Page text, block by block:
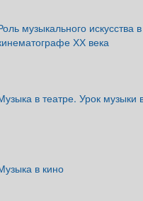
музыкального искусства
ХХ века
в театре. Урок музыки
в кино